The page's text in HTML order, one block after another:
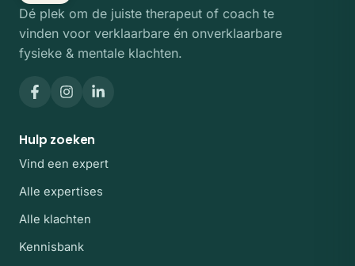
Dé plek om de juiste therapeut of coach te
vinden voor verklaarbare én onverklaarbare
fysieke & mentale klachten.
Hulp zoeken
Vind een expert
Alle expertises
Alle klachten
Kennisbank